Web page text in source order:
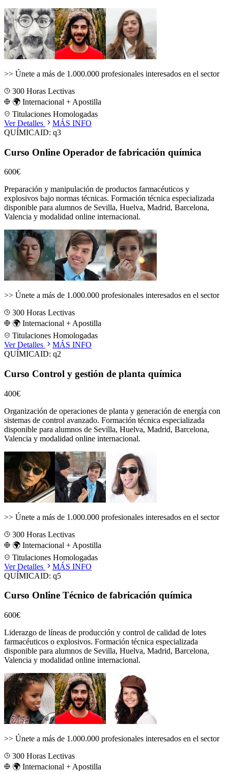
>> Únete a más de 1.000.000 profesionales interesados en el sector
300 Horas Lectivas
🌍 Internacional + Apostilla
Titulaciones Homologadas
Ver Detalles
MÁS INFO
QUÍMICAID: q3
Curso Online Operador de fabricación química
600€
Preparación y manipulación de productos farmacéuticos y
explosivos bajo normas técnicas. Formación técnica especializada
disponible para alumnos de Sevilla, Huelva, Madrid, Barcelona,
Valencia y modalidad online internacional.
>> Únete a más de 1.000.000 profesionales interesados en el sector
300 Horas Lectivas
🌍 Internacional + Apostilla
Titulaciones Homologadas
Ver Detalles
MÁS INFO
QUÍMICAID: q2
Curso Control y gestión de planta química
400€
Organización de operaciones de planta y generación de energía con
sistemas de control avanzado. Formación técnica especializada
disponible para alumnos de Sevilla, Huelva, Madrid, Barcelona,
Valencia y modalidad online internacional.
>> Únete a más de 1.000.000 profesionales interesados en el sector
300 Horas Lectivas
🌍 Internacional + Apostilla
Titulaciones Homologadas
Ver Detalles
MÁS INFO
QUÍMICAID: q5
Curso Online Técnico de fabricación química
600€
Liderazgo de líneas de producción y control de calidad de lotes
farmacéuticos o explosivos. Formación técnica especializada
disponible para alumnos de Sevilla, Huelva, Madrid, Barcelona,
Valencia y modalidad online internacional.
>> Únete a más de 1.000.000 profesionales interesados en el sector
300 Horas Lectivas
🌍 Internacional + Apostilla